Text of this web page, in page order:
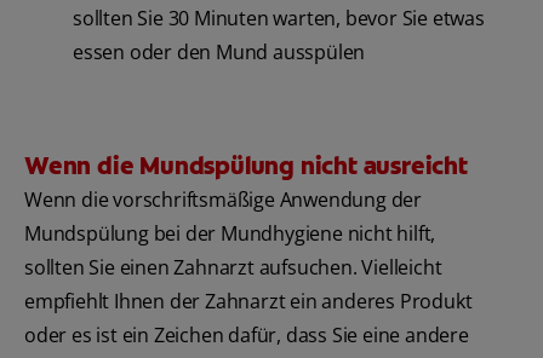
sollten Sie 30 Minuten warten, bevor Sie etwas
essen oder den Mund ausspülen
Wenn die Mundspülung nicht ausreicht
Wenn die vorschriftsmäßige Anwendung der
Mundspülung bei der Mundhygiene nicht hilft,
sollten Sie einen Zahnarzt aufsuchen. Vielleicht
empfiehlt Ihnen der Zahnarzt ein anderes Produkt
oder es ist ein Zeichen dafür, dass Sie eine andere